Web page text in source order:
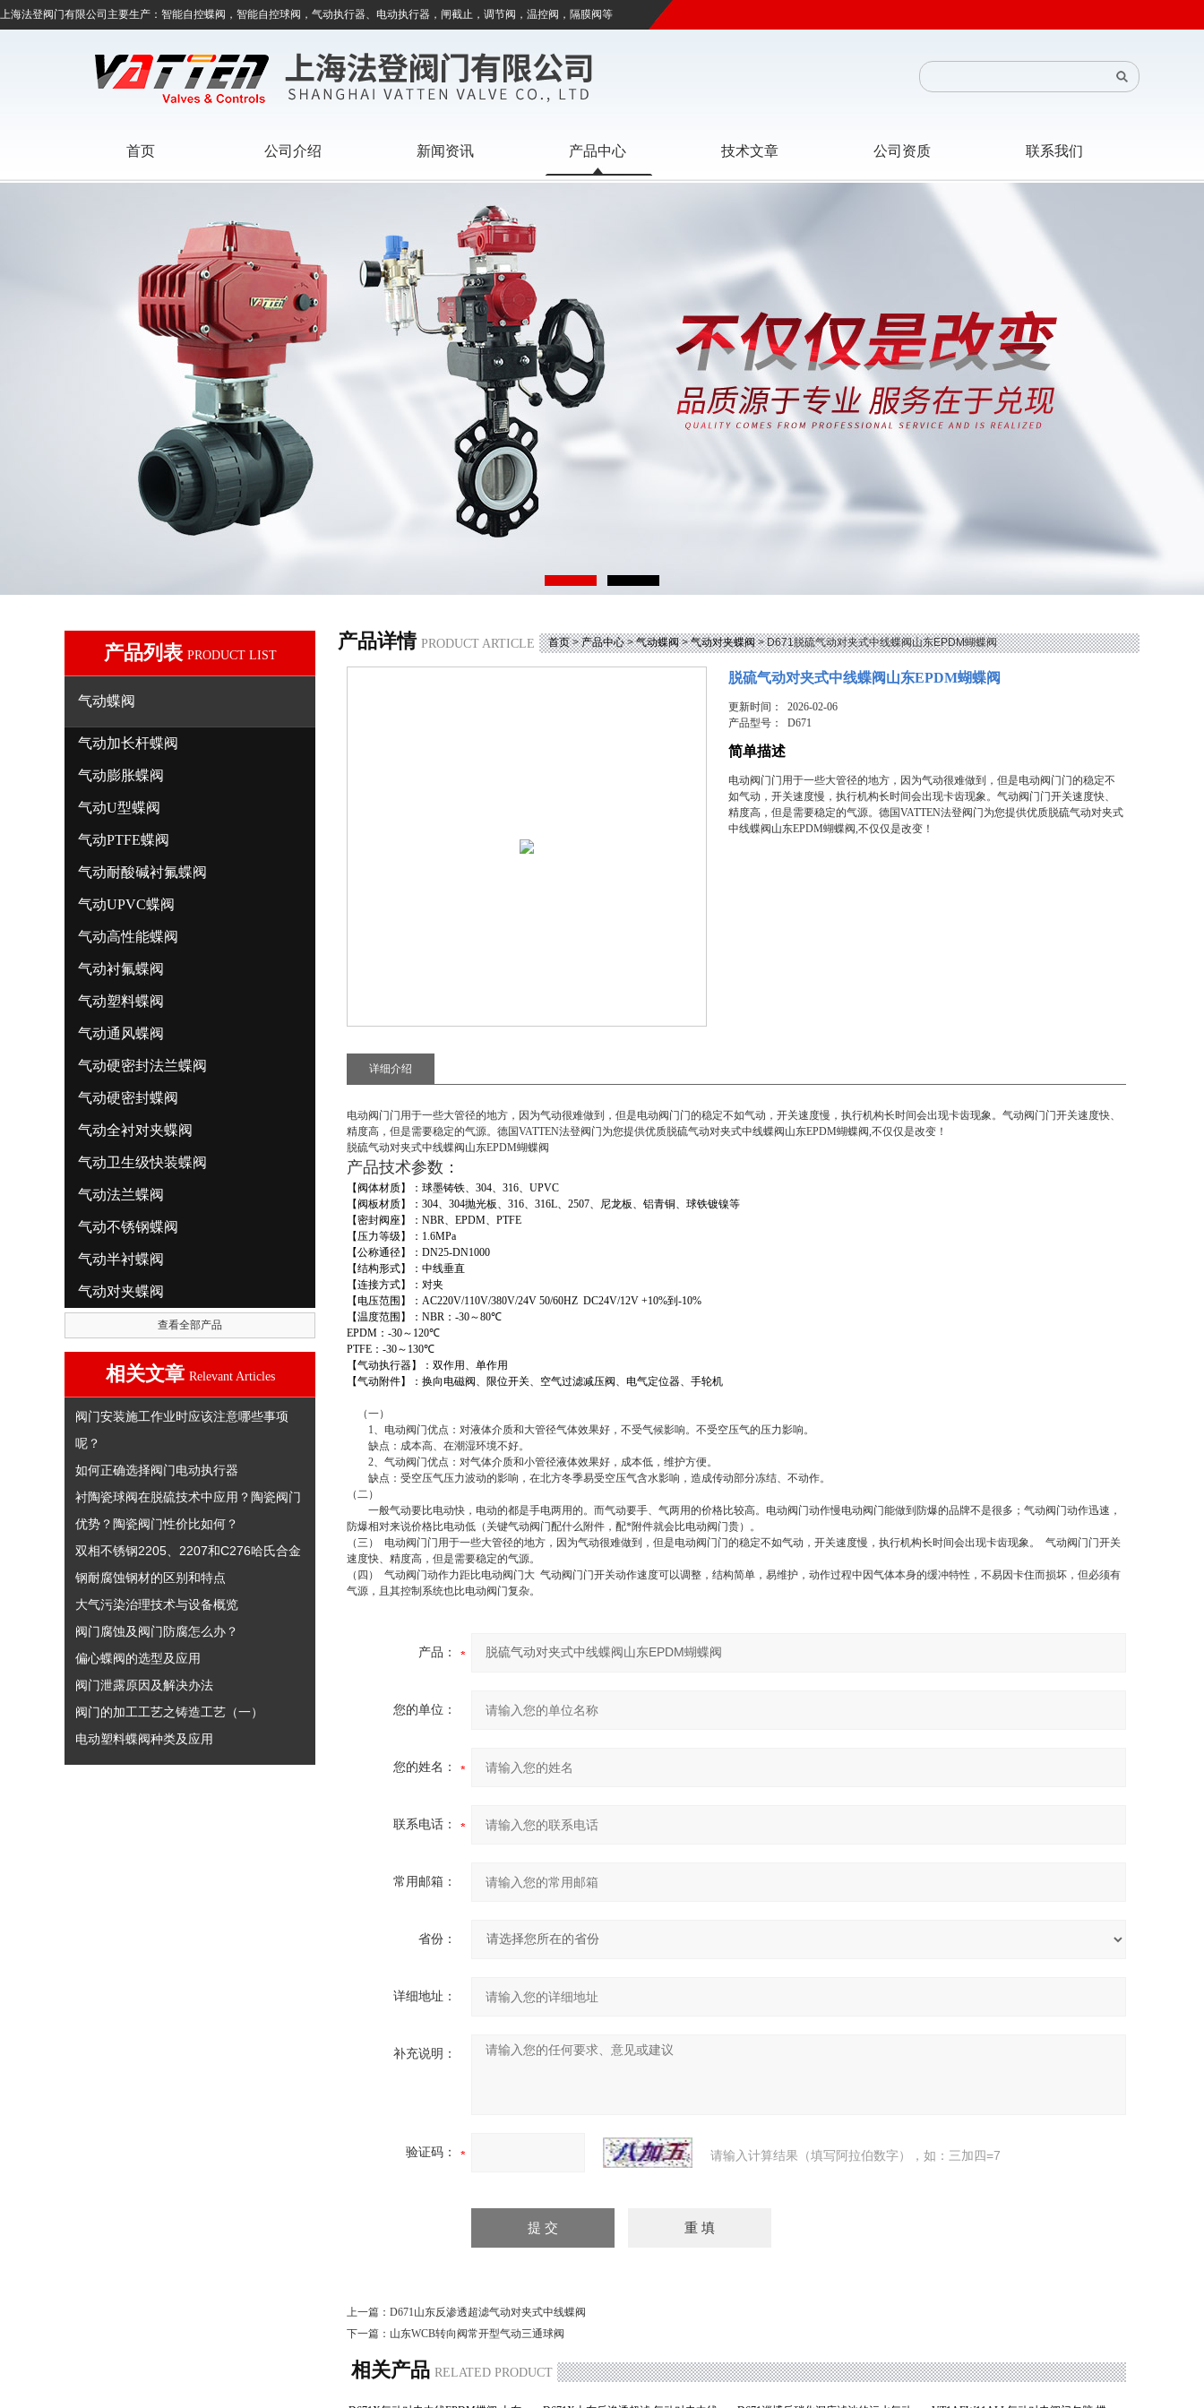
上海法登阀门有限公司主要生产：智能自控蝶阀，智能自控球阀，气动执行器、电动执行器，闸截止，调节阀，温控阀，隔膜阀等
首页 公司介绍 新闻资讯 产品中心 技术文章 公司资质 联系我们
产品列表 PRODUCT LIST
气动蝶阀
气动加长杆蝶阀
气动膨胀蝶阀
气动U型蝶阀
气动PTFE蝶阀
气动耐酸碱衬氟蝶阀
气动UPVC蝶阀
气动高性能蝶阀
气动衬氟蝶阀
气动塑料蝶阀
气动通风蝶阀
气动硬密封法兰蝶阀
气动硬密封蝶阀
气动全衬对夹蝶阀
气动卫生级快装蝶阀
气动法兰蝶阀
气动不锈钢蝶阀
气动半衬蝶阀
气动对夹蝶阀
查看全部产品
相关文章 Relevant Articles
阀门安装施工作业时应该注意哪些事项
呢？
如何正确选择阀门电动执行器
衬陶瓷球阀在脱硫技术中应用？陶瓷阀门
优势？陶瓷阀门性价比如何？
双相不锈钢2205、2207和C276哈氏合金
钢耐腐蚀钢材的区别和特点
大气污染治理技术与设备概览
阀门腐蚀及阀门防腐怎么办？
偏心蝶阀的选型及应用
阀门泄露原因及解决办法
阀门的加工工艺之铸造工艺（一）
电动塑料蝶阀种类及应用
产品详情 PRODUCT ARTICLE 首页>产品中心>气动蝶阀>气动对夹蝶阀> D671脱硫气动对夹式中线蝶阀山东EPDM蝴蝶阀
脱硫气动对夹式中线蝶阀山东EPDM蝴蝶阀
更新时间： 2026-02-06
产品型号：D671
简单描述
电动阀门门用于一些大管径的地方，因为气动很难做到，但是电动阀门门的稳定不
如气动，开关速度慢，执行机构长时间会出现卡齿现象。气动阀门门开关速度快、
精度高，但是需要稳定的气源。德国VATTEN法登阀门为您提供优质脱硫气动对夹式
中线蝶阀山东EPDM蝴蝶阀,不仅仅是改变！
详细介绍
电动阀门门用于一些大管径的地方，因为气动很难做到，但是电动阀门门的稳定不如气动，开关速度慢，执行机构长时间会出现卡齿现象。气动阀门门开关速度快、
精度高，但是需要稳定的气源。德国VATTEN法登阀门为您提供优质脱硫气动对夹式中线蝶阀山东EPDM蝴蝶阀,不仅仅是改变！
脱硫气动对夹式中线蝶阀山东EPDM蝴蝶阀
产品技术参数 ：
【阀体材质】：球墨铸铁、 304、 316、 UPVC
【阀板材质】： 304、 304抛光板、 316、 316L、 2507、尼龙板、铝青铜、球铁镀镍等
【密封阀座】： NBR、 EPDM、 PTFE
【压力等级】： 1.6MPa
【公称通径】： DN25-DN1000
【结构形式】：中线垂直
【连接方式】：对夹
【电压范围】： AC220V/110V/380V/24V 50/60HZ DC24V/12V +10%到 -10%
【温度范围】： NBR ： -30～80℃
EPDM ： -30～ 120℃
PTFE ： -30～ 130℃
【气动执行器】：双作用、单作用
【气动附件】：换向电磁阀、限位开关、空气过滤减压阀、电气定位器、手轮机
（一）
1、电动阀门优点：对液体介质和大管径气体效果好，不受气候影响。不受空压气的压力影响。
缺点：成本高、在潮湿环境不好。
2、气动阀门优点：对气体介质和小管径液体效果好，成本低，维护方便。
缺点：受空压气压力波动的影响，在北方冬季易受空压气含水影响，造成传动部分冻结、不动作。
（二）
一般气动要比电动快，电动的都是手电两用的。而气动要手、气两用的价格比较高。电动阀门动作慢电动阀门能做到防爆的品牌不是很多；气动阀门动作迅速，
防爆相对来说价格比电动低（关键气动阀门配什么附件，配*附件就会比电动阀门贵）。
（三） 电动阀门门用于一些大管径的地方，因为气动很难做到，但是电动阀门门的稳定不如气动，开关速度慢，执行机构长时间会出现卡齿现象。 气动阀门门开关
速度快、精度高，但是需要稳定的气源。
（四） 气动阀门动作力距比电动阀门大 气动阀门门开关动作速度可以调整，结构简单，易维护，动作过程中因气体本身的缓冲特性，不易因卡住而损坏，但必须有
气源，且其控制系统也比电动阀门复杂。
产品：
您的单位：
您的姓名：
联系电话：
常用邮箱：
省份：
详细地址：
补充说明：
验证码： 请输入计算结果（填写阿拉伯数字），如：三加四=7
上一篇： D671山东反渗透超滤气动对夹式中线蝶阀
下一篇： 山东WCB转向阀常开型气动三通球阀
相关产品 RELATED PRODUCT